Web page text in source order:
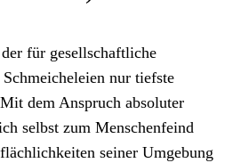
für gesellschaftliche
nur tiefste
dem Anspruch absoluter
selbst zum Menschenfeind
seiner Umgebung